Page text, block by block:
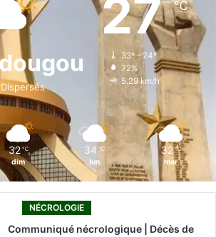
i
n
a
g
r
o
k
27℃
33º - 24º
72%
5.29 km/h
32 ℃
dim
34 ℃
lun
32 ℃
mar
NÉCROLOGIE
Communiqué nécrologique | Décès de